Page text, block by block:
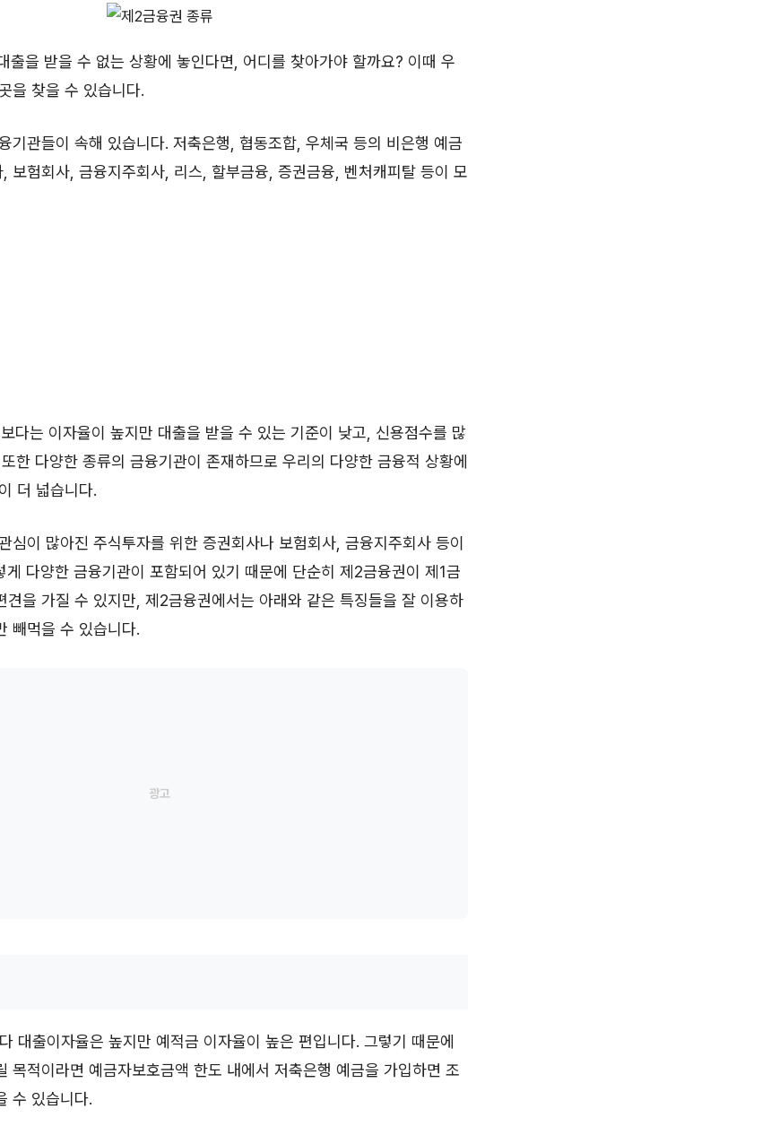
출을 받을 수 없는 상황에 놓인다면, 어디를 찾아가야 할까요? 이때 우
을 찾을 수 있습니다.
기관들이 속해 있습니다. 저축은행, 협동조합, 우체국 등의 비은행 예금
보험회사, 금융지주회사, 리스, 할부금융, 증권금융, 벤처캐피탈 등이 모
다는 이자율이 높지만 대출을 받을 수 있는 기준이 낮고, 신용점수를 많
한 다양한 종류의 금융기관이 존재하므로 우리의 다양한 금융적 상황에
더 넓습니다.
심이 많아진 주식투자를 위한 증권회사나 보험회사, 금융지주회사 등이
게 다양한 금융기관이 포함되어 있기 때문에 단순히 제2금융권이 제1금
견을 가질 수 있지만, 제2금융권에서는 아래와 같은 특징들을 잘 이용하
빼먹을 수 있습니다.
대출이자율은 높지만 예적금 이자율이 높은 편입니다. 그렇기 때문에
목적이라면 예금자보호금액 한도 내에서 저축은행 예금을 가입하면 조
수 있습니다.